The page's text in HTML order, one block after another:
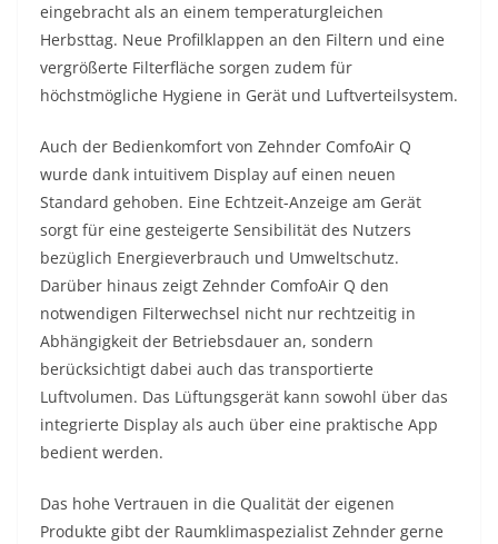
eingebracht als an einem temperaturgleichen
Herbsttag. Neue Profilklappen an den Filtern und eine
vergrößerte Filterfläche sorgen zudem für
höchstmögliche Hygiene in Gerät und Luftverteilsystem.
Auch der Bedienkomfort von Zehnder ComfoAir Q
wurde dank intuitivem Display auf einen neuen
Standard gehoben. Eine Echtzeit-Anzeige am Gerät
sorgt für eine gesteigerte Sensibilität des Nutzers
bezüglich Energieverbrauch und Umweltschutz.
Darüber hinaus zeigt Zehnder ComfoAir Q den
notwendigen Filterwechsel nicht nur rechtzeitig in
Abhängigkeit der Betriebsdauer an, sondern
berücksichtigt dabei auch das transportierte
Luftvolumen. Das Lüftungsgerät kann sowohl über das
integrierte Display als auch über eine praktische App
bedient werden.
Das hohe Vertrauen in die Qualität der eigenen
Produkte gibt der Raumklimaspezialist Zehnder gerne